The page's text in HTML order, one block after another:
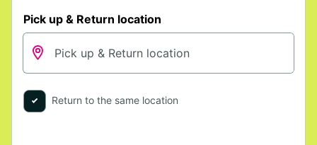
Pick up & Return location
Return to the same location